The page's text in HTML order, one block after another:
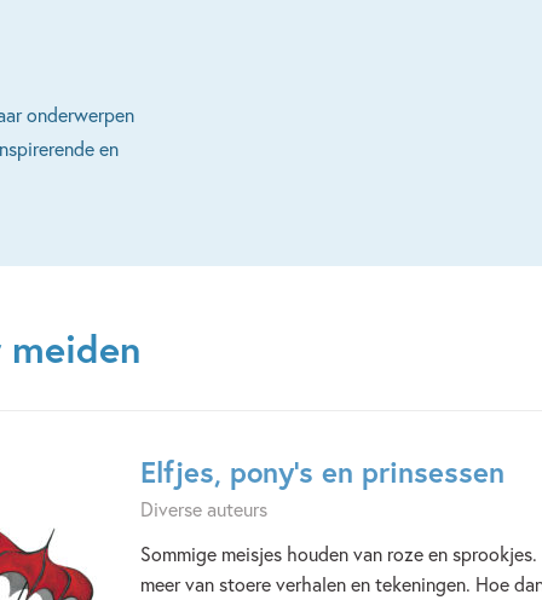
onderwerpen
en
Elfjes, pony's en prinsessen
Diverse auteurs
Sommige meisjes houden van roze en
meer van stoere verhalen en tekeningen. Hoe